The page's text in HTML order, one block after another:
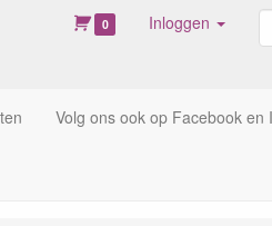
0 Inloggen
Volg ons ook op Facebook en